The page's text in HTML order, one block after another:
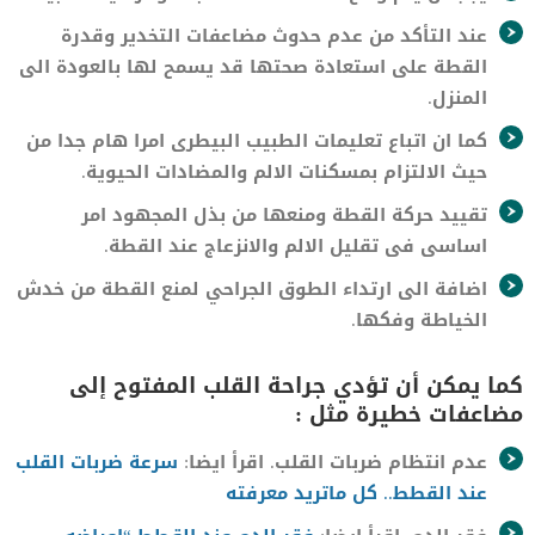
عند التأكد من عدم حدوث مضاعفات التخدير وقدرة
القطة على استعادة صحتها قد يسمح لها بالعودة الى
المنزل.
كما ان اتباع تعليمات الطبيب البيطرى امرا هام جدا من
حيث الالتزام بمسكنات الالم والمضادات الحيوية.
تقييد حركة القطة ومنعها من بذل المجهود امر
اساسى فى تقليل الالم والانزعاج عند القطة.
اضافة الى ارتداء الطوق الجراحي لمنع القطة من خدش
الخياطة وفكها.
كما يمكن أن تؤدي جراحة القلب المفتوح إلى
مضاعفات خطيرة مثل :
عدم انتظام ضربات القلب. اقرأ ايضا: سرعة ضربات القلب
عند القطط.. كل ماتريد معرفته